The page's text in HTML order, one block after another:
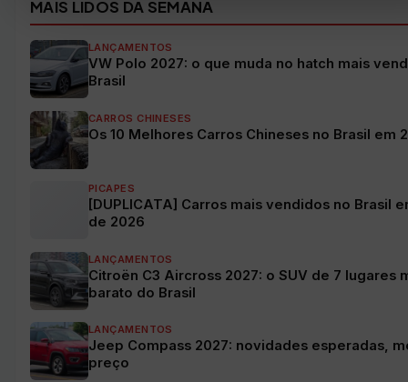
MAIS LIDOS DA SEMANA
LANÇAMENTOS
VW Polo 2027: o que muda no hatch mais
Brasil
CARROS CHINESES
Os 10 Melhores Carros Chineses no Brasil em
PICAPES
[DUPLICATA] Carros mais vendidos no Brasil
de 2026
LANÇAMENTOS
Citroën C3 Aircross 2027: o SUV de 7 lugares
barato do Brasil
LANÇAMENTOS
Jeep Compass 2027: novidades esperadas,
preço